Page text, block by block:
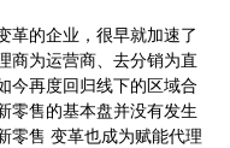
革的企业，很早就加速了
商为运营商、去分销为直
今再度回归线下的区域合
零售的基本盘并没有发生
零售 变革也成为赋能代理